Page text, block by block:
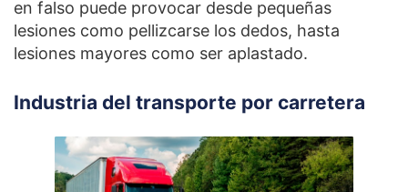
en falso puede provocar desde pequeñas
lesiones como pellizcarse los dedos, hasta
lesiones mayores como ser aplastado.
Industria del transporte por carretera